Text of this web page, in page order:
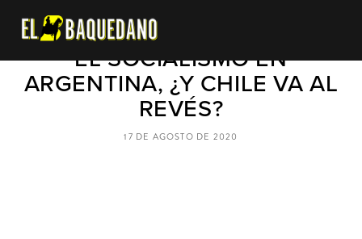
HISTÓRICA MARCHA CONTRA
EL SOCIALISMO EN
ARGENTINA, ¿Y CHILE VA AL
REVÉS?
17 DE AGOSTO DE 2020